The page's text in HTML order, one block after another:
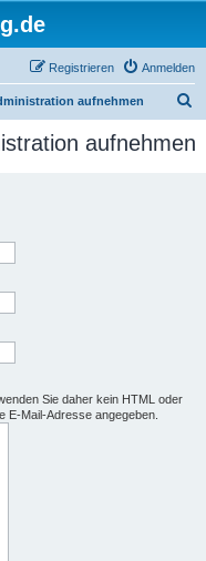
Anmelden
Registrieren
aufnehmen
c
aufnehmen
Sie daher kein HTML oder
E-Mail-Adresse angegeben.